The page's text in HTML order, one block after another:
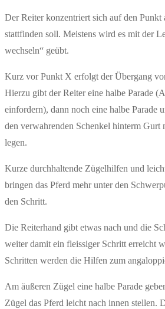
Der Reiter konzentriert sich auf den Punkt
stattfinden soll. Meistens wird es mit der
wechseln“ geübt.
Kurz vor Punkt X erfolgt der Übergang
Hierzu gibt der Reiter eine halbe Parade
einfordern), dann noch eine halbe Parade
den verwahrenden Schenkel hinterm Gurt
legen.
Kurze durchhaltende Zügelhilfen und
bringen das Pferd mehr unter den
den Schritt.
Die Reiterhand gibt etwas nach und die
weiter damit ein fleissiger Schritt erreicht
Schritten werden die Hilfen zum
Am äußeren Zügel eine halbe Parade
Zügel das Pferd leicht nach innen stellen.